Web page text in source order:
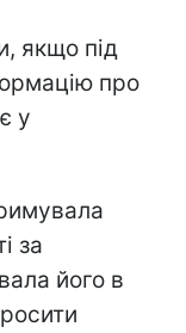
якщо під
про
у
за
його в